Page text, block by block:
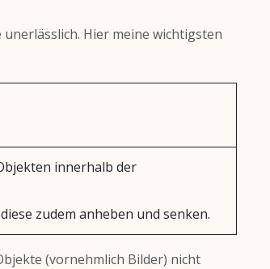
Hier meine wichtigsten
innerhalb der
zudem anheben und senken.
(vornehmlich Bilder) nicht